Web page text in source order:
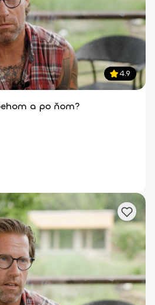
4.9
a po ňom?